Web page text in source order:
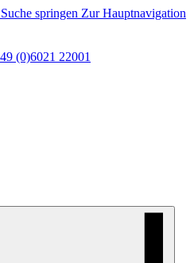
springen Zur Hauptnavigation
(0)6021 22001